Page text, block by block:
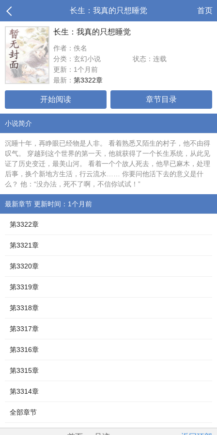
长生：我真的只想睡觉 首页
长生：我真的只想睡觉
作者：佚名
分类：玄幻小说
状态：连载
更新：1个月前
最新： 第3322章
开始阅读 章节目录
小说简介
沉睡十年，再睁眼已经物是人非。 看着熟悉又陌生的村子，他不由得
叹气。 穿越到这个世界的第一天，他就获得了一个长生系统，从此见
证了历史变迁，最美山河。 看着一个个故人死去，他早已麻木，处理
后事，换个新地方生活，行云流水…… 你要问他活下去的意义是什
么？ 他：“没办法，死不了啊，不信你试试！”
最新章节 更新时间：1个月前
第3322章
第3321章
第3320章
第3319章
第3318章
第3317章
第3316章
第3315章
第3314章
全部章节